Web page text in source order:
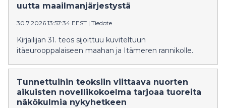
uutta maailmanjärjestystä
30.7.2026 13:57:34 EEST | Tiedote
Kirjailijan 31. teos sijoittuu kuviteltuun
itäeurooppalaiseen maahan ja Itämeren rannikolle.
Tunnettuihin teoksiin viittaava nuorten
aikuisten novellikokoelma tarjoaa tuoreita
näkökulmia nykyhetkeen